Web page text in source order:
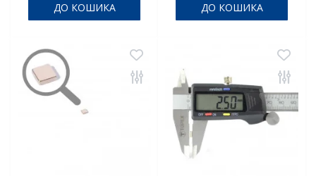
ДО КОШИКА ДО КОШИКА